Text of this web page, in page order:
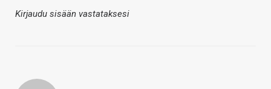
Kirjaudu sisään vastataksesi